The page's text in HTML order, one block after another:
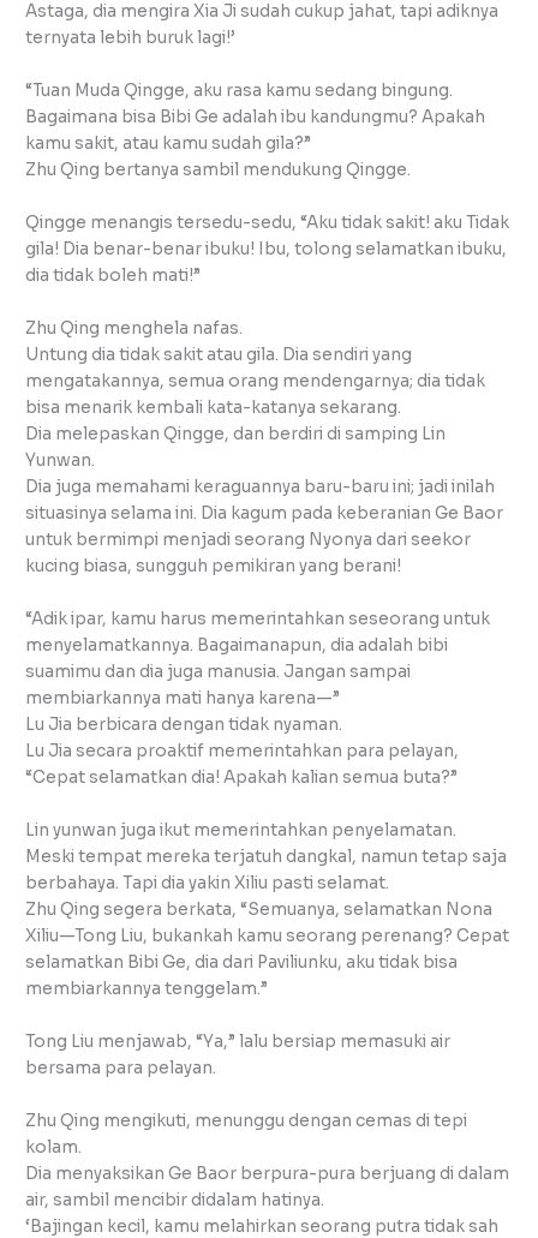
Astaga, dia mengira Xia Ji sudah cukup jahat, tapi adiknya
ternyata lebih buruk lagi!’
“Tuan Muda Qingge, aku rasa kamu sedang bingung.
Bagaimana bisa Bibi Ge adalah ibu kandungmu? Apakah
kamu sakit, atau kamu sudah gila?”
Zhu Qing bertanya sambil mendukung Qingge.
Qingge menangis tersedu-sedu, “Aku tidak sakit! aku Tidak
gila! Dia benar-benar ibuku! Ibu, tolong selamatkan ibuku,
dia tidak boleh mati!”
Zhu Qing menghela nafas.
Untung dia tidak sakit atau gila. Dia sendiri yang
mengatakannya, semua orang mendengarnya; dia tidak
bisa menarik kembali kata-katanya sekarang.
Dia melepaskan Qingge, dan berdiri di samping Lin
Yunwan.
Dia juga memahami keraguannya baru-baru ini; jadi inilah
situasinya selama ini. Dia kagum pada keberanian Ge Baor
untuk bermimpi menjadi seorang Nyonya dari seekor
kucing biasa, sungguh pemikiran yang berani!
“Adik ipar, kamu harus memerintahkan seseorang untuk
menyelamatkannya. Bagaimanapun, dia adalah bibi
suamimu dan dia juga manusia. Jangan sampai
membiarkannya mati hanya karena—”
Lu Jia berbicara dengan tidak nyaman.
Lu Jia secara proaktif memerintahkan para pelayan,
“Cepat selamatkan dia! Apakah kalian semua buta?”
Lin yunwan juga ikut memerintahkan penyelamatan.
Meski tempat mereka terjatuh dangkal, namun tetap saja
berbahaya. Tapi dia yakin Xiliu pasti selamat.
Zhu Qing segera berkata, “Semuanya, selamatkan Nona
Xiliu—Tong Liu, bukankah kamu seorang perenang? Cepat
selamatkan Bibi Ge, dia dari Paviliunku, aku tidak bisa
membiarkannya tenggelam.”
Tong Liu menjawab, “Ya,” lalu bersiap memasuki air
bersama para pelayan.
Zhu Qing mengikuti, menunggu dengan cemas di tepi
kolam.
Dia menyaksikan Ge Baor berpura-pura berjuang di dalam
air, sambil mencibir didalam hatinya.
‘Bajingan kecil, kamu melahirkan seorang putra tidak sah